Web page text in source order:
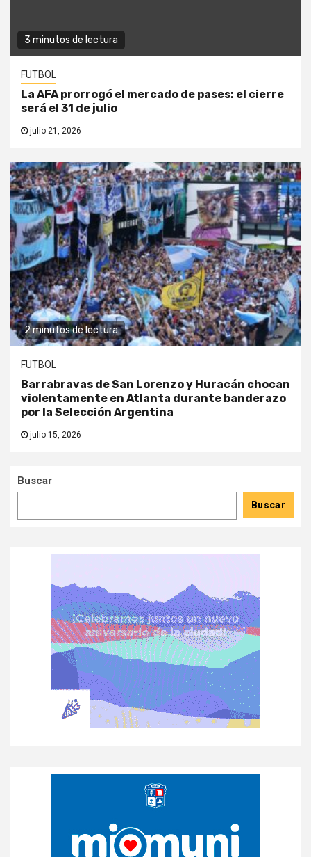
3 minutos de lectura
FUTBOL
La AFA prorrogó el mercado de pases: el cierre
será el 31 de julio
julio 21, 2026
2 minutos de lectura
FUTBOL
Barrabravas de San Lorenzo y Huracán chocan
violentamente en Atlanta durante banderazo
por la Selección Argentina
julio 15, 2026
Buscar
Buscar